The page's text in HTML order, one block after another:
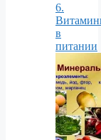
6.
в
питании